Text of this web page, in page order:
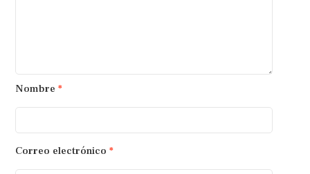
Nombre *
Correo electrónico *